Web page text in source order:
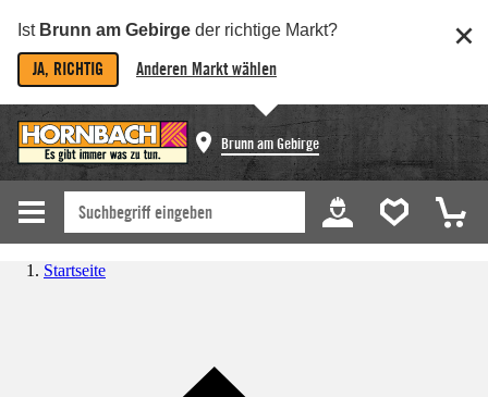
Ist Brunn am Gebirge der richtige Markt?
JA, RICHTIG Anderen Markt wählen
Brunn am Gebirge
Startseite